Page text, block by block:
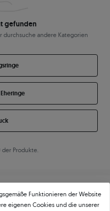
gefunden
durchsuche andere Kategorien
Produkte.
Funktionieren der Website
eigenen Cookies und die unserer